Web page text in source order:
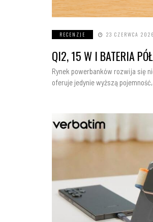
RECENZJE 23 CZERWCA 2026
QI2, 15 W I BATERIA
Rynek powerbanków rozwija się
oferuje jedynie wyższą